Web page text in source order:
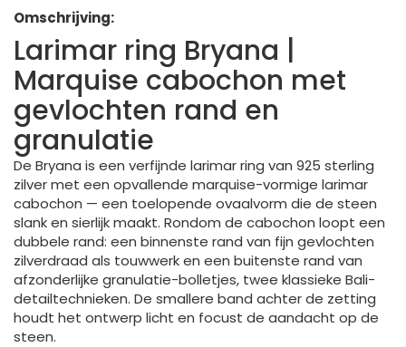
Omschrijving:
Larimar ring Bryana |
Marquise cabochon met
gevlochten rand en
granulatie
De Bryana is een verfijnde larimar ring van 925 sterling
zilver met een opvallende marquise-vormige larimar
cabochon — een toelopende ovaalvorm die de steen
slank en sierlijk maakt. Rondom de cabochon loopt een
dubbele rand: een binnenste rand van fijn gevlochten
zilverdraad als touwwerk en een buitenste rand van
afzonderlijke granulatie-bolletjes, twee klassieke Bali-
detailtechnieken. De smallere band achter de zetting
houdt het ontwerp licht en focust de aandacht op de
steen.